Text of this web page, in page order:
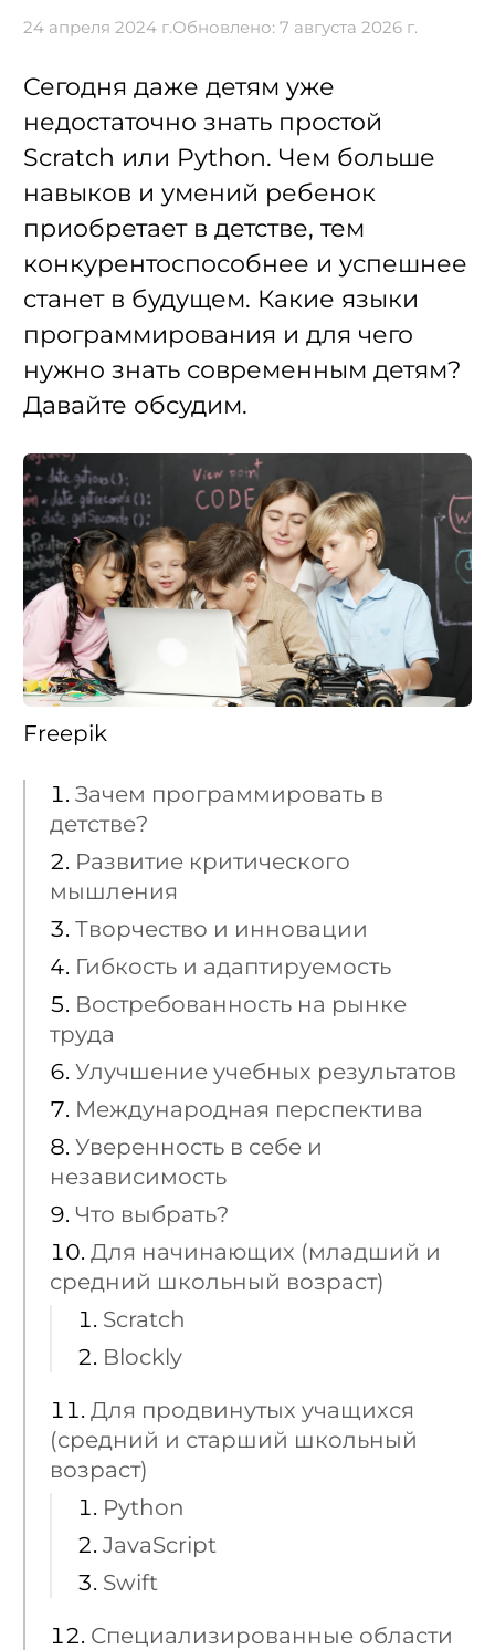
24 апреля 2024 г.Обновлено: 7 августа 2026 г.
Сегодня даже детям уже
недостаточно знать простой
Scratch или Python. Чем больше
навыков и умений ребенок
приобретает в детстве, тем
конкурентоспособнее и успешнее
станет в будущем. Какие языки
программирования и для чего
нужно знать современным детям?
Давайте обсудим.
Freepik
Зачем программировать в
детстве?
Развитие критического
мышления
Творчество и инновации
Гибкость и адаптируемость
Востребованность на рынке
труда
Улучшение учебных результатов
Международная перспектива
Уверенность в себе и
независимость
Что выбрать?
Для начинающих (младший и
средний школьный возраст)
Scratch
Blockly
Для продвинутых учащихся
(средний и старший школьный
возраст)
Python
JavaScript
Swift
Специализированные области